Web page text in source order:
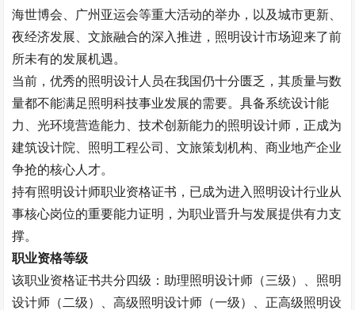
海世博会、广州亚运会等重大活动的举办，以及城市更新、
夜经济发展、文旅融合的深入推进，照明设计市场迎来了前
所未有的发展机遇。
当前，优秀的照明设计人员在我国仍十分匮乏，其质量与数
量都不能满足照明科技事业发展的需要。具备系统设计能
力、光环境营造能力、技术创新能力的照明设计师，正成为
建筑设计院、照明工程公司、文旅策划机构、商业地产企业
争抢的核心人才。
持有照明设计师职业资格证书，已成为进入照明设计行业从
事核心岗位的重要能力证明，为职业晋升与发展提供有力支
撑。
职业资格等级
该职业资格证书共分四级：助理照明设计师（三级）、照明
设计师（二级）、高级照明设计师（一级）、正高级照明设